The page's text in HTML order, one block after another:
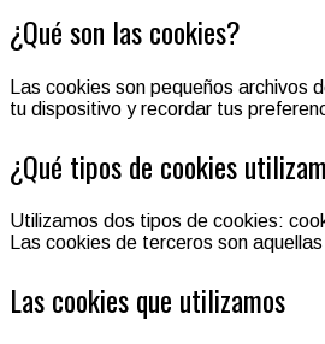
¿Qué son las cookies?
Las cookies son pequeños archivos
tu dispositivo y recordar tus
¿Qué tipos de cookies
Utilizamos dos tipos de cookies:
Las cookies de terceros son
Las cookies que utilizamos